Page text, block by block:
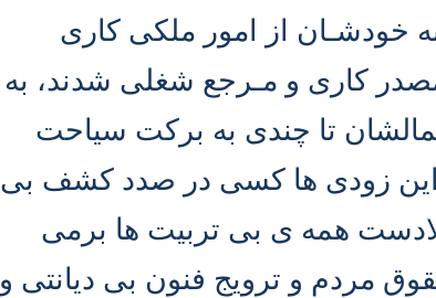
خودشـان از امور ملکی کاری
کاری و مـرجع شغلی شدند، به
تا چندی به برکت سیاحت
این زودی ها کسی در صدد کشف بی
همه ی بی تربیت ها برمی
مردم و ترویج فنون بی دیانتی و